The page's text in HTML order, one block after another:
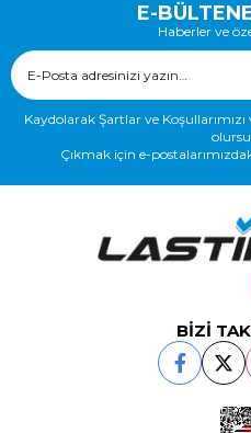
E-
Haberler ve
Kaydolarak Şartlar ve
Çıkmak için e-
BİZİ